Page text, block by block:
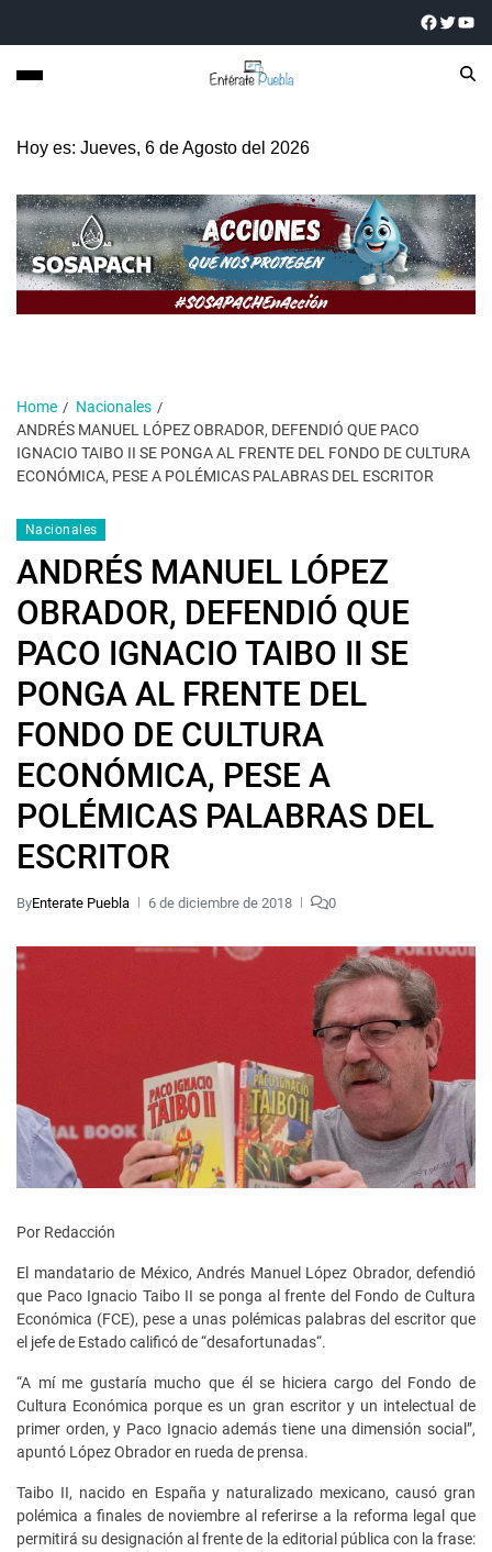
Hoy es: Jueves, 6 de Agosto del 2026
Home
Nacionales
ANDRÉS MANUEL LÓPEZ OBRADOR, DEFENDIÓ QUE PACO
IGNACIO TAIBO II SE PONGA AL FRENTE DEL FONDO DE CULTURA
ECONÓMICA, PESE A POLÉMICAS PALABRAS DEL ESCRITOR
Nacionales
ANDRÉS MANUEL LÓPEZ
OBRADOR, DEFENDIÓ QUE
PACO IGNACIO TAIBO II SE
PONGA AL FRENTE DEL
FONDO DE CULTURA
ECONÓMICA, PESE A
POLÉMICAS PALABRAS DEL
ESCRITOR
ByEnterate Puebla 6 de diciembre de 2018 0
Por Redacción
El mandatario de México, Andrés Manuel López Obrador, defendió
que Paco Ignacio Taibo II se ponga al frente del Fondo de Cultura
Económica (FCE), pese a unas polémicas palabras del escritor que
el jefe de Estado calificó de “desafortunadas“.
“A mí me gustaría mucho que él se hiciera cargo del Fondo de
Cultura Económica porque es un gran escritor y un intelectual de
primer orden, y Paco Ignacio además tiene una dimensión social”,
apuntó López Obrador en rueda de prensa.
Taibo II, nacido en España y naturalizado mexicano, causó gran
polémica a finales de noviembre al referirse a la reforma legal que
permitirá su designación al frente de la editorial pública con la frase: